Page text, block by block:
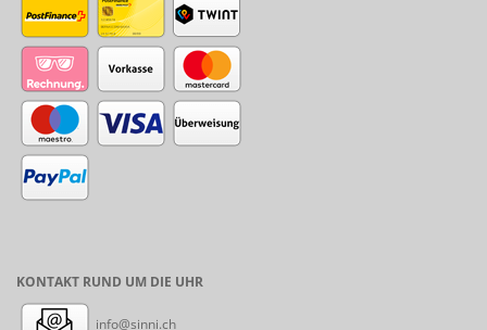
KONTAKT RUND UM DIE UHR
info@sinni.ch